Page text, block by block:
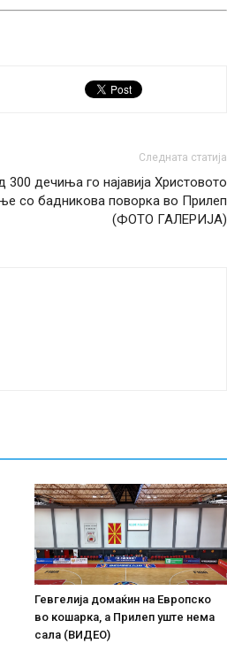
Следната статија
300 дечиња го најавија Христовото
со бадникова поворка во Прилеп
(ФОТО ГАЛЕРИЈА)
Гевгелија домаќин на Европско
во кошарка, а Прилеп уште нема
сала (ВИДЕО)